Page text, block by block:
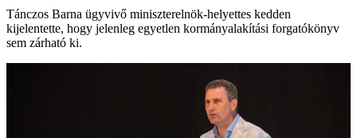
Tánczos Barna ügyvivő miniszterelnök-helyettes kedden
kijelentette, hogy jelenleg egyetlen kormányalakítási forgatókönyv
sem zárható ki.